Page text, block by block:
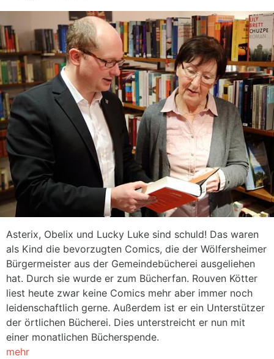
Asterix, Obelix und Lucky Luke sind schuld! Das waren
als Kind die bevorzugten Comics, die der Wölfersheimer
Bürgermeister aus der Gemeindebücherei ausgeliehen
hat. Durch sie wurde er zum Bücherfan. Rouven Kötter
liest heute zwar keine Comics mehr aber immer noch
leidenschaftlich gerne. Außerdem ist er ein Unterstützer
der örtlichen Bücherei. Dies unterstreicht er nun mit
einer monatlichen Bücherspende.
mehr